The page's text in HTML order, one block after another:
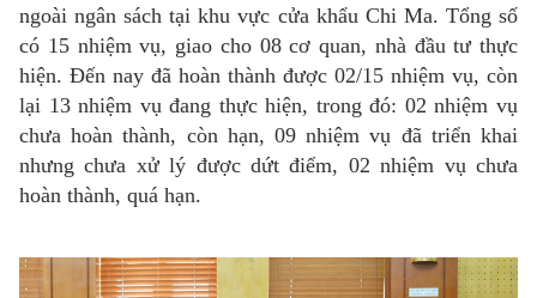
ngoài ngân sách tại khu vực cửa khẩu Chi Ma. Tổng số
có 15 nhiệm vụ, giao cho 08 cơ quan, nhà đầu tư thực
hiện. Đến nay đã hoàn thành được 02/15 nhiệm vụ, còn
lại 13 nhiệm vụ đang thực hiện, trong đó: 02 nhiệm vụ
chưa hoàn thành, còn hạn, 09 nhiệm vụ đã triển khai
nhưng chưa xử lý được dứt điểm, 02 nhiệm vụ chưa
hoàn thành, quá hạn.